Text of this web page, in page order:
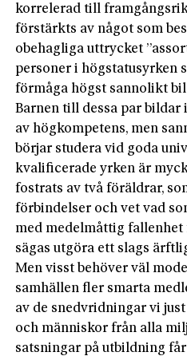
korrelerad till
förstärkts av något som
obehagliga uttrycket
personer i högstatusyrken
förmåga högst sannolikt
Barnen till dessa par
av högkompetens, men
börjar studera vid goda
kvalificerade yrken är
fostrats av två föräldrar,
förbindelser och vet vad
med medelmåttig fallenhet
sägas utgöra ett slags
Men visst behöver väl
samhällen fler smarta
av de snedvridningar vi
och människor från alla
satsningar på utbildning